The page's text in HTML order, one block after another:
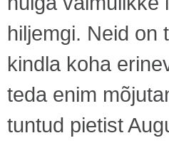
hiljemgi. Neid on
kindla koha
teda enim
tuntud pietist